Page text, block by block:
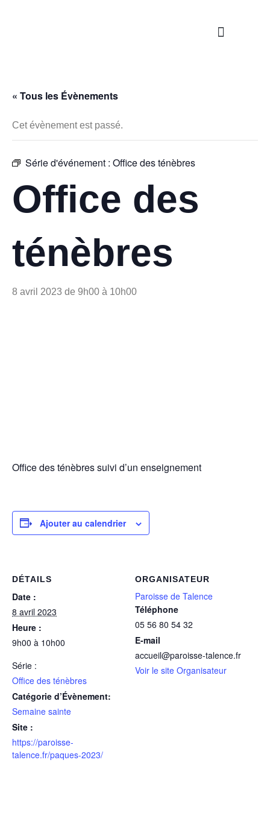
« Tous les Évènements
Cet évènement est passé.
Série d'événement : Office des ténèbres
Office des
ténèbres
8 avril 2023 de 9h00 à 10h00
Office des ténèbres suivi d’un enseignement
Ajouter au calendrier
DÉTAILS
Date :
8 avril 2023
Heure :
9h00 à 10h00
Série :
Office des ténèbres
Catégorie d’Évènement:
Semaine sainte
Site :
https://paroisse-
talence.fr/paques-2023/
ORGANISATEUR
Paroisse de Talence
Téléphone
05 56 80 54 32
E-mail
accueil@paroisse-talence.fr
Voir le site Organisateur